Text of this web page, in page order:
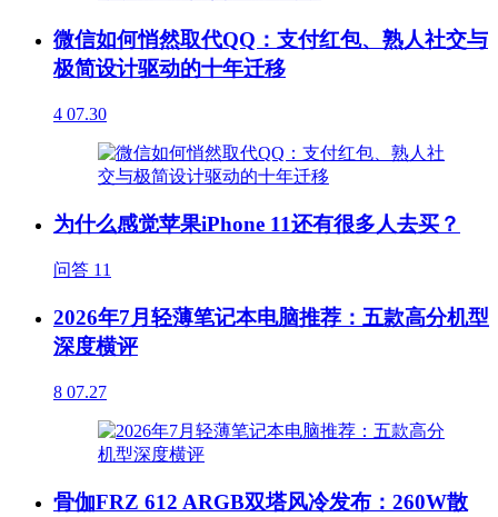
微信如何悄然取代QQ：支付红包、熟人社交与
极简设计驱动的十年迁移
4 07.30
为什么感觉苹果iPhone 11还有很多人去买？
问答 11
2026年7月轻薄笔记本电脑推荐：五款高分机型
深度横评
8 07.27
骨伽FRZ 612 ARGB双塔风冷发布：260W散